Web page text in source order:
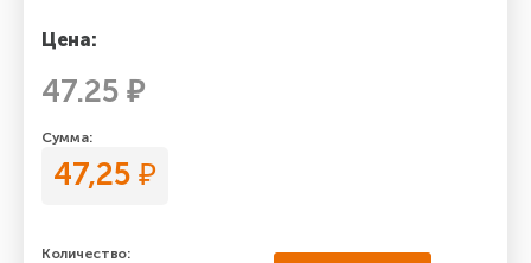
Цена:
47.25 ₽
Сумма:
47,25 ₽
Количество: